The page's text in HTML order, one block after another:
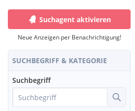
Suchagent aktivieren
Neue Anzeigen per Benachrichtigung!
SUCHBEGRIFF & KATEGORIE
Suchbegriff